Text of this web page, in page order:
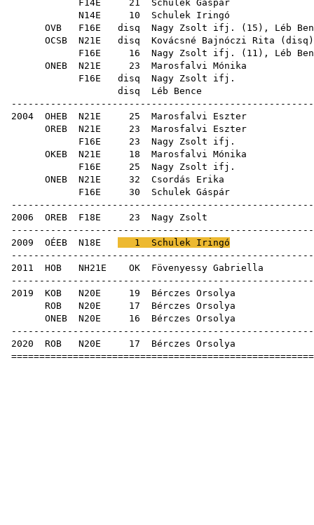
F14E 21
Schulek Gáspár
N14E 10
Schulek Iringó
OVB F16E disq Nagy Zsolt ifj. ( 15 ), Léb
OCSB N21E disq Kovácsné Bajnóczi Rita ( disq
F16E 16 Nagy Zsolt ifj. ( 11 ), Léb
ONEB N21E 23
Marosfalvi Mónika
F16E disq
Nagy Zsolt ifj.
disq
Léb Bence
2004 OHEB N21E 25
Marosfalvi Eszter
OREB N21E 23
Marosfalvi Eszter
F16E 23
Nagy Zsolt ifj.
OKEB N21E 18
Marosfalvi Mónika
F16E 25
Nagy Zsolt ifj.
ONEB N21E 32
Csordás Erika
F16E 30
Schulek Gáspár
2006 OREB F18E 23
Nagy Zsolt
2009 OÉEB N18E 1
Schulek Iringó
2011 HOB NH21E OK
Fövenyessy Gabriella
2019 KOB N20E 19
Bérczes Orsolya
ROB N20E 17
Bérczes Orsolya
ONEB N20E 16
Bérczes Orsolya
2020 ROB N20E 17
Bérczes Orsolya